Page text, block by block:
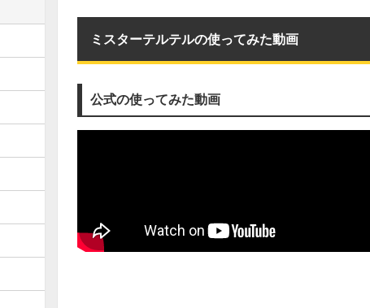
ミスターテルテルの使ってみた動画
公式の使ってみた動画